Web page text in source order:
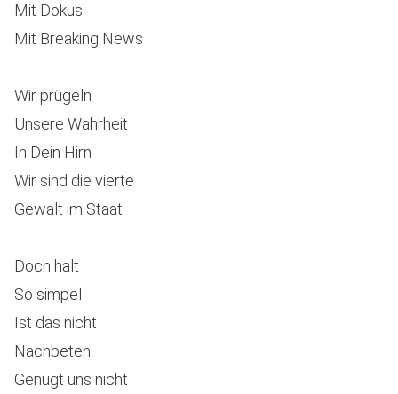
Mit Dokus
Mit Breaking News
Wir prügeln
Unsere Wahrheit
In Dein Hirn
Wir sind die vierte
Gewalt im Staat
Doch halt
So simpel
Ist das nicht
Nachbeten
Genügt uns nicht